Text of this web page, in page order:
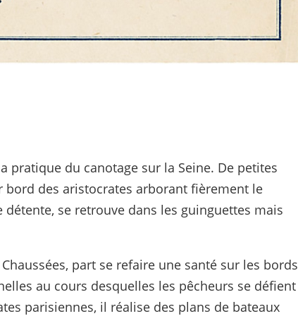
pratique du canotage sur la Seine. De petites
des aristocrates arborant fièrement le
se retrouve dans les guinguettes mais
part se refaire une santé sur les bords
au cours desquelles les pêcheurs se défient
parisiennes, il réalise des plans de bateaux